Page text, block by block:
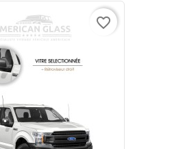
favorite_border